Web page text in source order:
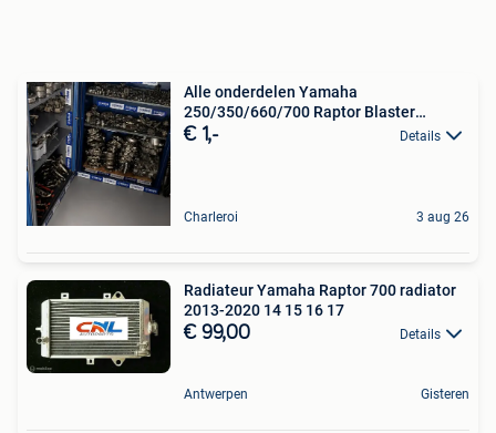
Alle onderdelen Yamaha
250/350/660/700 Raptor Blaster
Banshe
€ 1,- Details
Charleroi 3 aug 26
Radiateur Yamaha Raptor 700 radiator
2013-2020 14 15 16 17
€ 99,00 Details
Antwerpen Gisteren